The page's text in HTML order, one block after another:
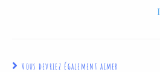
Vous devriez également aimer